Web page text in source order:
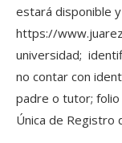
estará disponible
https://
universidad;
no contar con
padre o tutor; folio
Única de Registro